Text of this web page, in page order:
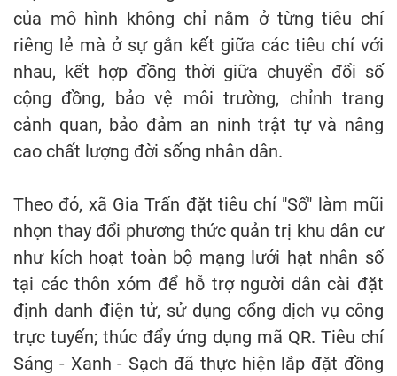
của mô hình không chỉ nằm ở từng tiêu chí
riêng lẻ mà ở sự gắn kết giữa các tiêu chí với
nhau, kết hợp đồng thời giữa chuyển đổi số
cộng đồng, bảo vệ môi trường, chỉnh trang
cảnh quan, bảo đảm an ninh trật tự và nâng
cao chất lượng đời sống nhân dân.
Theo đó, xã Gia Trấn đặt tiêu chí "Số" làm mũi
nhọn thay đổi phương thức quản trị khu dân cư
như kích hoạt toàn bộ mạng lưới hạt nhân số
tại các thôn xóm để hỗ trợ người dân cài đặt
định danh điện tử, sử dụng cổng dịch vụ công
trực tuyến; thúc đẩy ứng dụng mã QR. Tiêu chí
Sáng - Xanh - Sạch đã thực hiện lắp đặt đồng